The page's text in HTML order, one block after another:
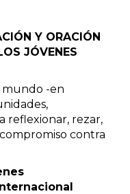
Y ORACIÓN
JÓVENES
mundo -en
reflexionar, rezar,
contra